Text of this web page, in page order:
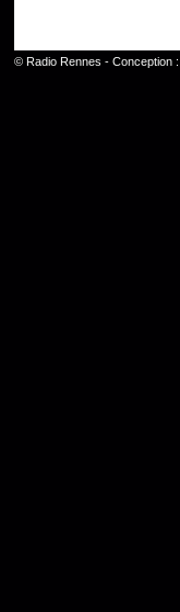
© Radio Rennes - Conception :